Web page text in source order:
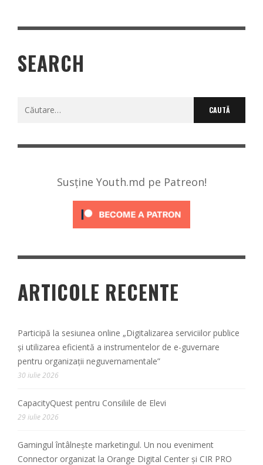
SEARCH
Susține Youth.md pe Patreon!
ARTICOLE RECENTE
Participă la sesiunea online „Digitalizarea serviciilor publice
și utilizarea eficientă a instrumentelor de e-guvernare
pentru organizații neguvernamentale”
30 iulie 2026
CapacityQuest pentru Consiliile de Elevi
29 iulie 2026
Gamingul întâlnește marketingul. Un nou eveniment
Connector organizat la Orange Digital Center și CIR PRO